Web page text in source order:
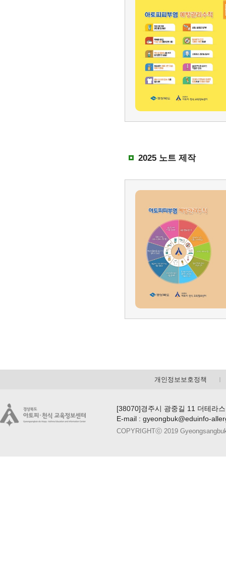
2025 노트 제작
개인정보보호정책
[38070]경주시 광중길 11 더테라
E-mail : gyeongbuk@eduinfo-
COPYRIGHTⓒ 2019